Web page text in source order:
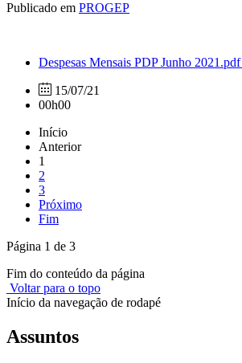
Publicado em PROGEP
Despesas Mensais PDP Junho 2021.pdf
15/07/21
00h00
Início
Anterior
1
2
3
Próximo
Fim
Página 1 de 3
Fim do conteúdo da página
Voltar para o topo
Início da navegação de rodapé
Assuntos